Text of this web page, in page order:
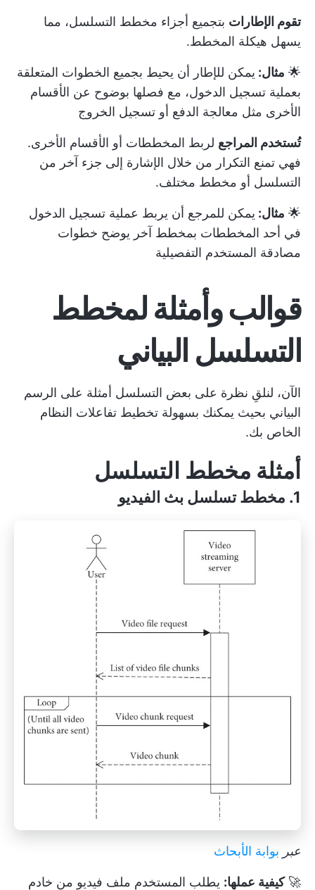
تقوم الإطارات بتجميع أجزاء مخطط التسلسل، مما
يسهل هيكلة المخطط.
🌟 مثال: يمكن للإطار أن يحيط بجميع الخطوات المتعلقة
بعملية تسجيل الدخول، مع فصلها بوضوح عن الأقسام
الأخرى مثل معالجة الدفع أو تسجيل الخروج
تُستخدم المراجع لربط المخططات أو الأقسام الأخرى.
فهي تمنع التكرار من خلال الإشارة إلى جزء آخر من
التسلسل أو مخطط مختلف.
🌟 مثال: يمكن للمرجع أن يربط عملية تسجيل الدخول
في أحد المخططات بمخطط آخر يوضح خطوات
مصادقة المستخدم التفصيلية
قوالب وأمثلة لمخطط
التسلسل البياني
الآن، لنلقِ نظرة على بعض التسلسل أمثلة على الرسم
البياني بحيث يمكنك بسهولة تخطيط تفاعلات النظام
الخاص بك.
أمثلة مخطط التسلسل
1. مخطط تسلسل بث الفيديو
عبر بوابة الأبحاث
🚀كيفية عملها: يطلب المستخدم ملف فيديو من خادم